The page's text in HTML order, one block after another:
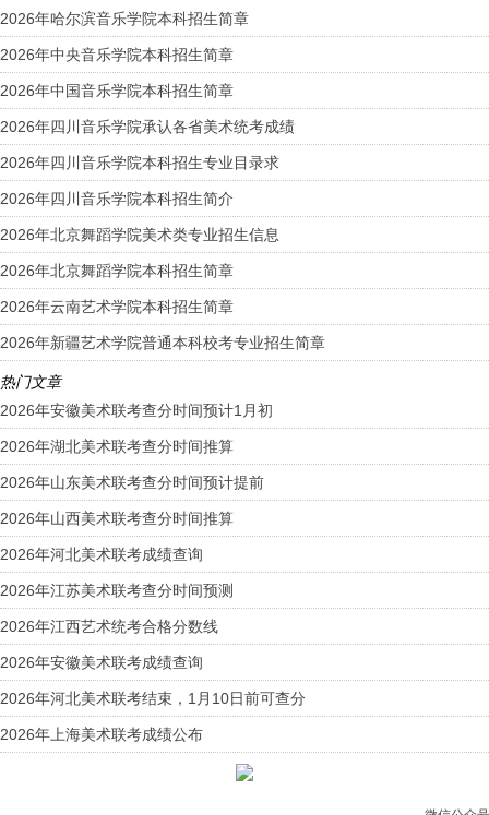
2026年哈尔滨音乐学院本科招生简章
2026年中央音乐学院本科招生简章
2026年中国音乐学院本科招生简章
2026年四川音乐学院承认各省美术统考成绩
2026年四川音乐学院本科招生专业目录求
2026年四川音乐学院本科招生简介
2026年北京舞蹈学院美术类专业招生信息
2026年北京舞蹈学院本科招生简章
2026年云南艺术学院本科招生简章
2026年新疆艺术学院普通本科校考专业招生简章
热门文章
2026年安徽美术联考查分时间预计1月初
2026年湖北美术联考查分时间推算
2026年山东美术联考查分时间预计提前
2026年山西美术联考查分时间推算
2026年河北美术联考成绩查询
2026年江苏美术联考查分时间预测
2026年江西艺术统考合格分数线
2026年安徽美术联考成绩查询
2026年河北美术联考结束，1月10日前可查分
2026年上海美术联考成绩公布